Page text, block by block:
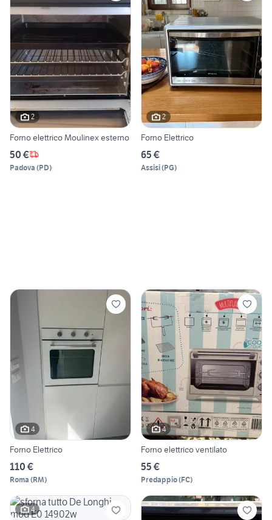
2
Forno elettrico Moulinex esterno
50 €
Padova (PD)
2
Forno Elettrico
65 €
Assisi(PG)
4
Forno Elettrico
110 €
Roma (RM)
4
Forno elettrico ventilato
55 €
Predappio(FC)
4